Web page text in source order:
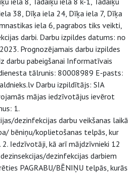
38, Dīķa iela 24, Dīķa iela 7, Dīķa
iela 6, pagrabos tiks veikti,
darbi. Darbu izpildes datums: no
Prognozējamais darbu izpildes
darbu pabeigšanai Informatīvais
tālrunis: 80008989 E-pasts:
Darbu izpildītājs: SIA
mājas iedzīvotājus ievērot
1.
dezinfekcijas darbu veikšanas laikā
bēniņu/koplietošanas telpās, kur
Iedzīvotāji, kā arī mājdzīvnieki 12
dezinfekcijas darbiem
PAGRABU/BĒNIŅU telpās, kurās